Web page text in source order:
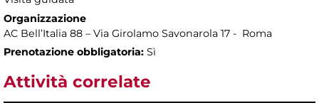
Organizzazione
AC Bell’Italia 88 – Via Girolamo Savonarola 17 - Roma
Prenotazione obbligatoria: Sì
Attività correlate